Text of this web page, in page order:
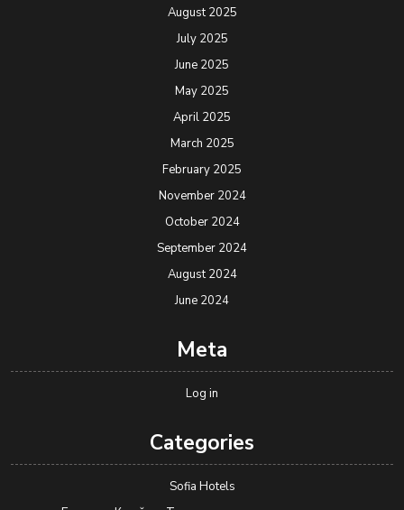
August 2025
July 2025
June 2025
May 2025
April 2025
March 2025
February 2025
November 2024
October 2024
September 2024
August 2024
June 2024
Meta
Log in
Categories
Sofia Hotels